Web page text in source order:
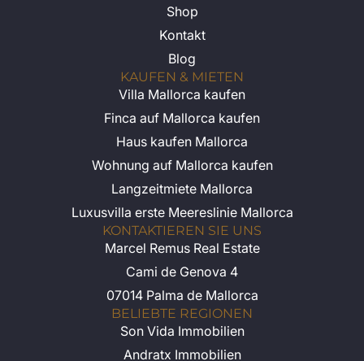
BELIEBTE REGIONEN
Son Vida Immobilien
Andratx Immobilien
Bendinat Immobilien
Santa Ponsa Immobilien
Calvia Immobilien
Puerto Portals Immobilien
Copyright 2026 Marcel Remus.
Alle Rechte vorbehalten.
Impressum
Datenschutz